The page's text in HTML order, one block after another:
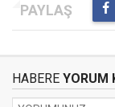
HABERE YORUM